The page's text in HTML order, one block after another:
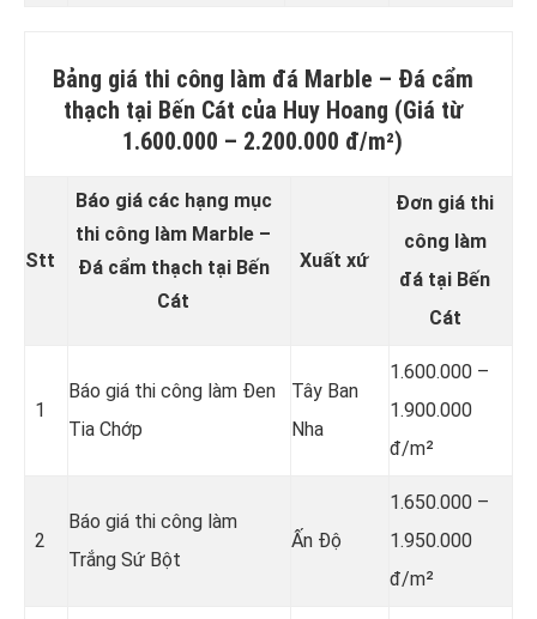
Bảng giá thi công làm đá Marble – Đá cẩm
thạch tại Bến Cát của Huy Hoang (Giá từ
1.600.000 – 2.200.000 đ/m²)
Stt
Báo giá các hạng mục
thi công làm Marble –
Đá cẩm thạch tại Bến
Cát
Xuất xứ
Đơn giá thi
công làm
đá tại Bến
Cát
1
Báo giá thi công làm Đen
Tia Chớp
Tây Ban
Nha
1.600.000 –
1.900.000
đ/m²
2
Báo giá thi công làm
Trắng Sứ Bột
Ấn Độ
1.650.000 –
1.950.000
đ/m²